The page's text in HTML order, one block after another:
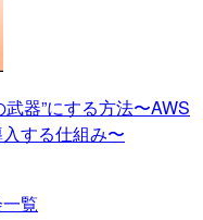
武器”にする方法〜AWS
する仕組み〜
覧